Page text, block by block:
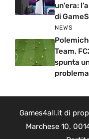
un’era:
di
NEWS
Team,
spunta
problema
Games4all.it di
Marchese 10,